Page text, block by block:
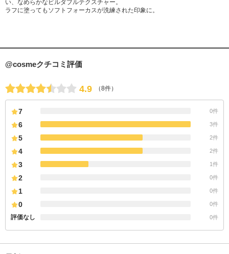
い、なめらかなビルダブルテクスチャー。
ラフに塗ってもソフトフォーカスが洗練された印象に。
@cosmeクチコミ評価
4.9 （8件）
7 0件
6 3件
5 2件
4 2件
3 1件
2 0件
1 0件
0 0件
評価なし 0件